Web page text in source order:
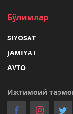
Бўлимлар
SIYOSAT
JAMIYAT
AVTO
Ижтимоий